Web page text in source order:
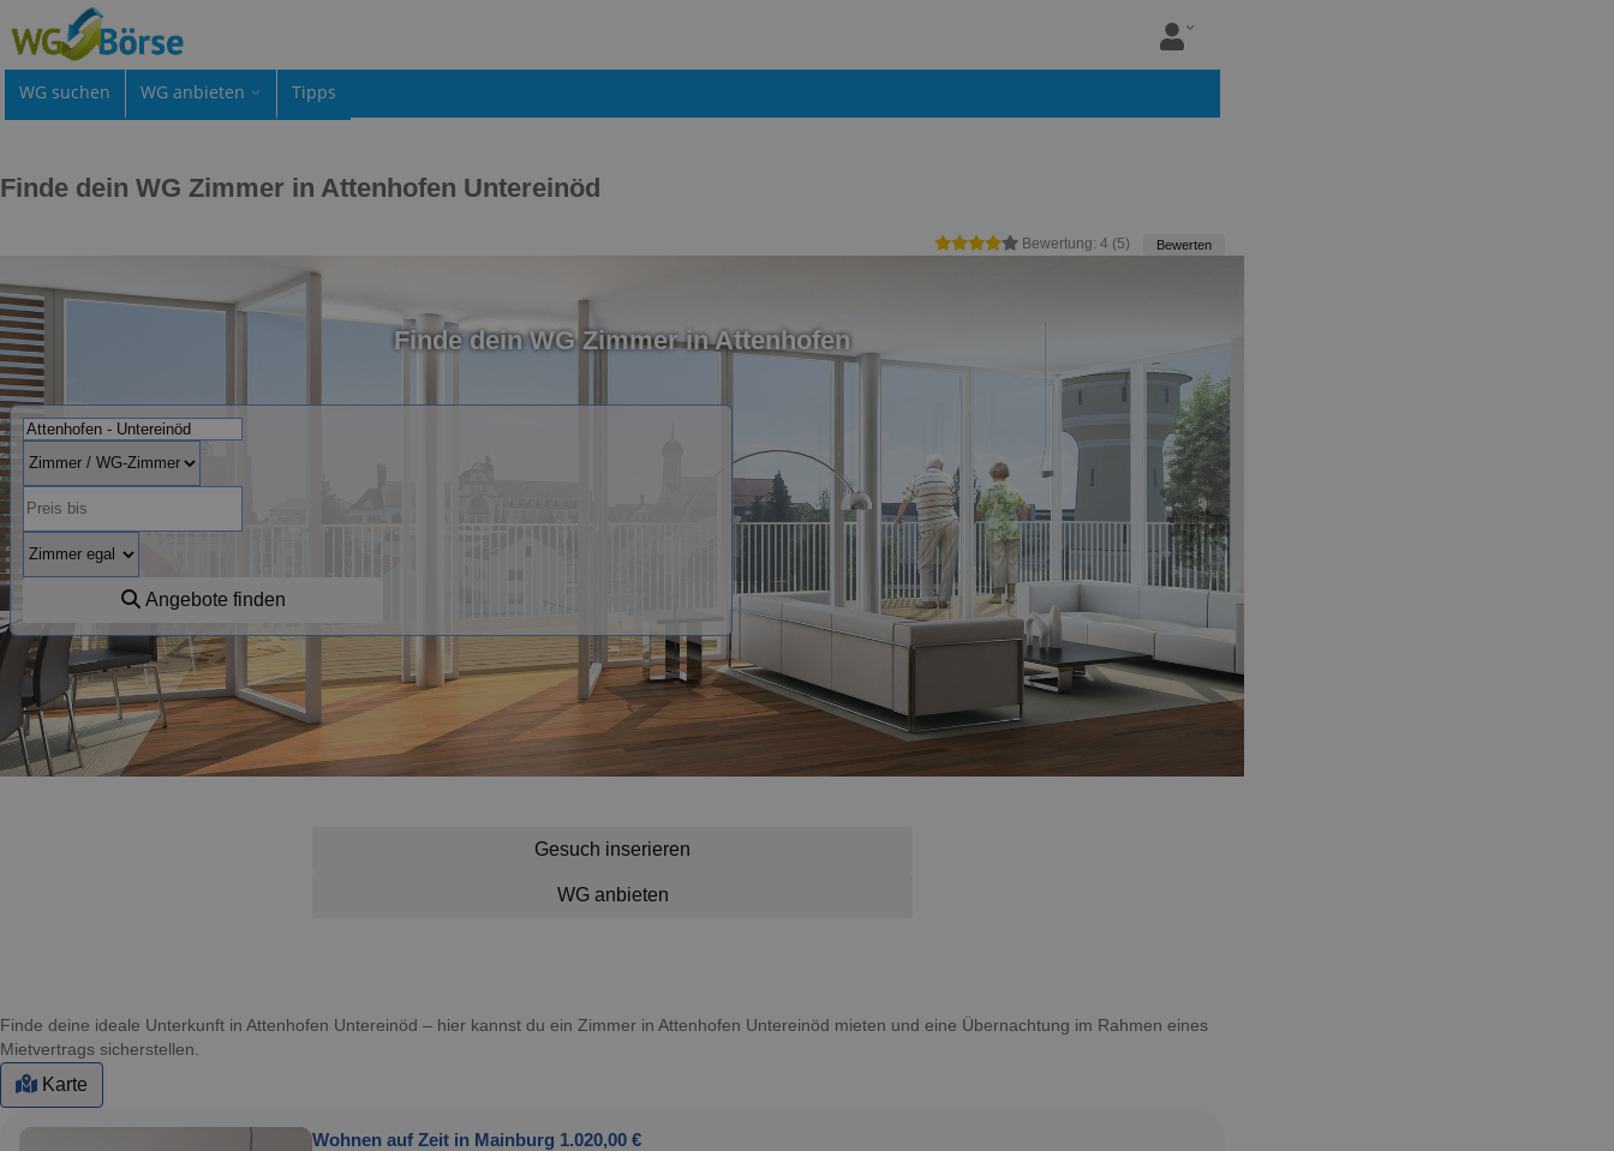
WG suchen WG anbieten Tipps
Finde dein WG Zimmer in Attenhofen Untereinöd
Bewertung: 4 (5) Bewerten
Finde dein WG Zimmer in Attenhofen
Angebote finden
Gesuch inserieren
WG anbieten
Finde deine ideale Unterkunft in Attenhofen Untereinöd – hier kannst du ein Zimmer in Attenhofen Untereinöd mieten und eine Übernachtung im Rahmen eines
Mietvertrags sicherstellen.
Karte
Wohnen auf Zeit in Mainburg 1.020,00 €